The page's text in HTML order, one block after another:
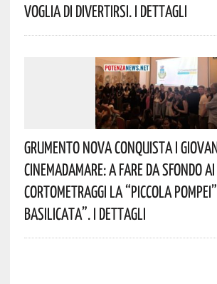
Voglia Di Divertirsi. I Dettagli
Grumento Nova Conquista I
Cinemadamare: A Fare Da Sfondo Ai
Cortometraggi La “Piccola
Basilicata”. I Dettagli